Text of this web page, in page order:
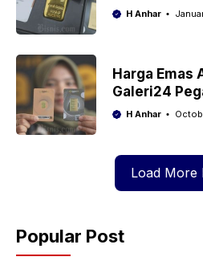
Minggu, 25
H Anhar
Harga Emas
Galeri24
Update 5
H Anhar
Load More
Popular Post